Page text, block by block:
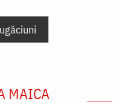
MAICA